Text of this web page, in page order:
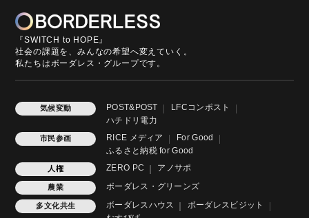
『SWITCH to HOPE』
社会の課題を、みんなの希望へ変えていく。
私たちはボーダレス・グループです。
気候変動 POST&POST
LFCコンポスト
ハチドリ電力
市民参画 RICE メディア
For Good
ふるさと納税 for Good
人権 ZERO PC アノサポ
農業 ボーダレス・グリーンズ
多文化共生 ボーダレスハウス
ボーダレスビジット